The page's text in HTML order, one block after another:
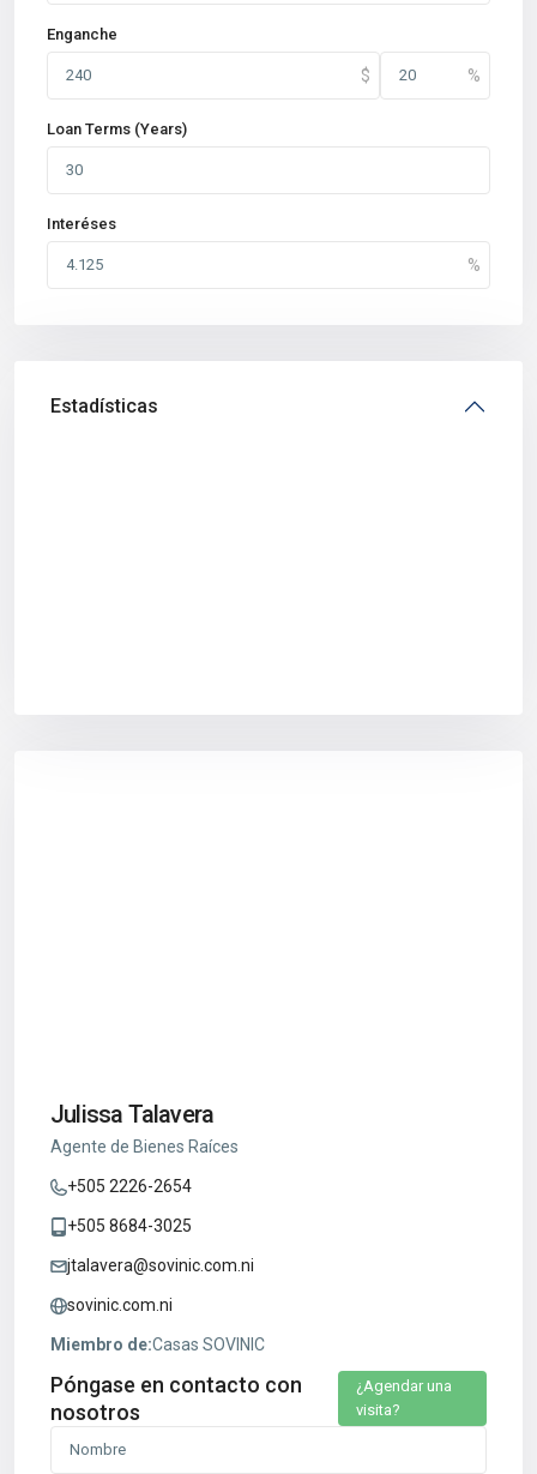
Enganche
Loan Terms (Years)
Interéses
Estadísticas
Julissa Talavera
Agente de Bienes Raíces
+505 2226-2654
+505 8684-3025
jtalavera@sovinic.com.ni
sovinic.com.ni
Miembro de:Casas SOVINIC
Póngase en contacto con
nosotros
¿Agendar una
visita?